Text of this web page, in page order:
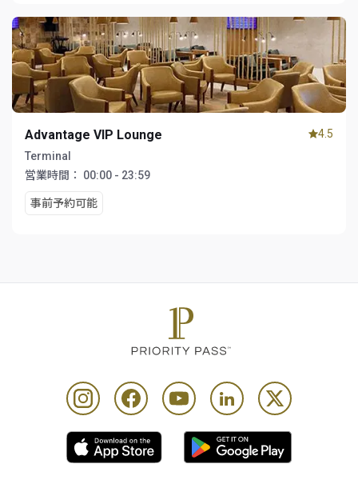
Advantage VIP Lounge
Terminal
営業時間：
00:00 - 23:59
事前予約可能
4.5